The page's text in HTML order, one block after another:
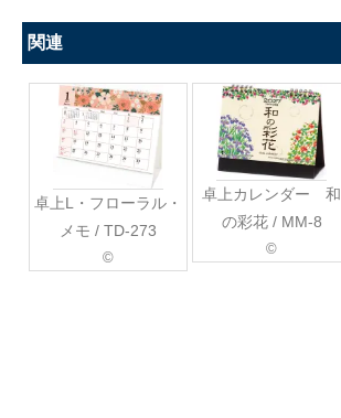
関連
卓上L・フローラル・
メモ / TD-273
©
卓上カレンダー 和
の彩花 / MM-8
©